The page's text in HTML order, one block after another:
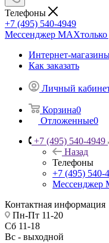
Телефоны
+7 (495) 540-4949
Мессенджер МАХ
Интернет-
Как заказать
Личный
Корзина0
Отложенные0
+7 (495) 540-4949
Назад
Телефоны
+7 (495) 540-
Контактная информация
Пн-Пт 11-20
Сб 11-18
Вс - выходной